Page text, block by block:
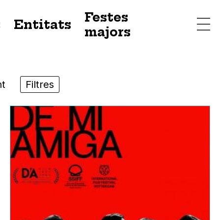
Entitats
Festes
majors
Filtres
Districtes
Ciutat Vella
Eixample
Gràcia
Horta-Guinardó
Nou Barris